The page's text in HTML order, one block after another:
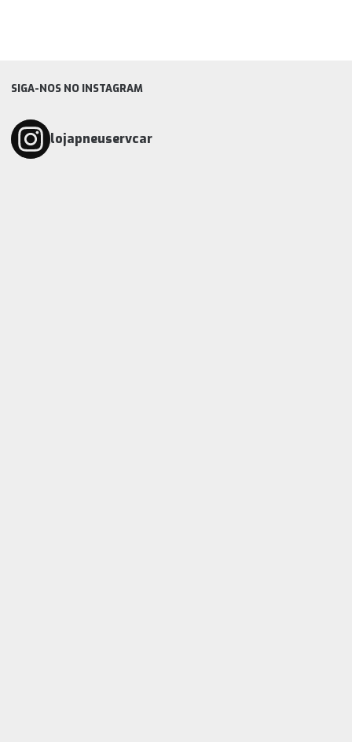
SIGA-NOS NO INSTAGRAM
lojapneuservcar